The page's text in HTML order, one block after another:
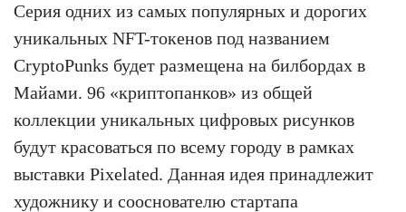
Серия одних из самых популярных и дорогих
уникальных NFT-токенов под названием
CryptoPunks будет размещена на билбордах в
Майами. 96 «криптопанков» из общей
коллекции уникальных цифровых рисунков
будут красоваться по всему городу в рамках
выставки Pixelated. Данная идея принадлежит
художнику и сооснователю стартапа